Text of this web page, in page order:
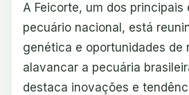
A Feicorte, um dos
pecuário nacional, está
genética e oportunidades de
alavancar a pecuária
destaca inovações e